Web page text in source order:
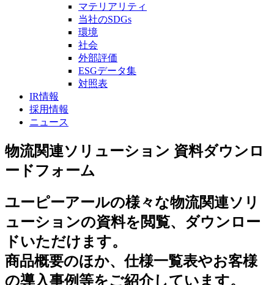
マテリアリティ
当社のSDGs
環境
社会
外部評価
ESGデータ集
対照表
IR情報
採用情報
ニュース
物流関連ソリューション 資料ダウンロ
ードフォーム
ユーピーアールの様々な物流関連ソリ
ューションの資料を閲覧、ダウンロー
ドいただけます。
商品概要のほか、仕様一覧表やお客様
の導入事例等をご紹介しています。